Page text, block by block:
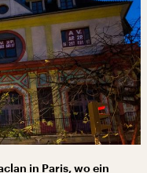
in Paris, wo ein